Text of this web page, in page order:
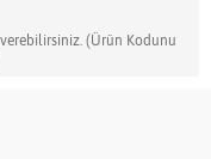
(Ürün Kodunu